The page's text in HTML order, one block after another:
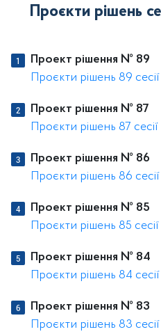
Проєкти рішень
Проект рішення № 89
Проєкти рішень 89 сесії
Проект рішення № 87
Проєкти рішень 87 сесії
Проект рішення № 86
Проєкти рішень 86 сесії
Проект рішення № 85
Проєкти рішень 85 сесії
Проект рішення № 84
Проєкти рішень 84 сесії
Проект рішення № 83
Проєкти рішень 83 сесії